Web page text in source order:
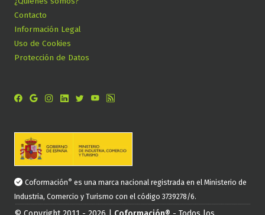
Contacto
Información Legal
Uso de Cookies
Protección de Datos
Coformación® es una marca nacional registrada en el Ministerio de
Industria, Comercio y Turismo con el código 3739278/6.